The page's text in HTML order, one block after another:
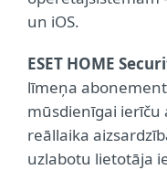
un iOS.
ESET HOME
līmeņa
mūsdienīgai ierīču
reāllaika
uzlabotu lietotāja